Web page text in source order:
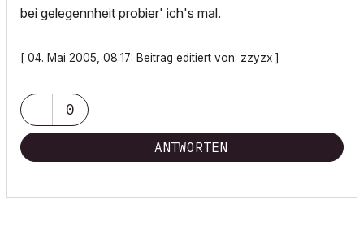
bei gelegennheit probier' ich's mal.
[ 04. Mai 2005, 08:17: Beitrag editiert von: zzyzx ]
0
ANTWORTEN